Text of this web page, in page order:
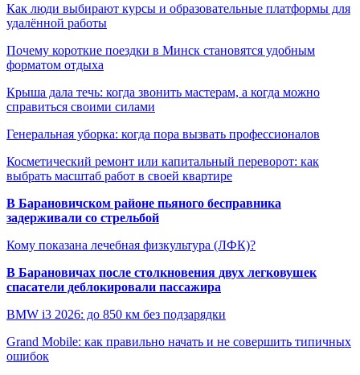
Как люди выбирают курсы и образовательные платформы для
удалённой работы
Почему короткие поездки в Минск становятся удобным
форматом отдыха
Крыша дала течь: когда звонить мастерам, а когда можно
справиться своими силами
Генеральная уборка: когда пора вызвать профессионалов
Косметический ремонт или капитальный переворот: как
выбрать масштаб работ в своей квартире
В Барановичском районе пьяного бесправника
задерживали со стрельбой
Кому показана лечебная физкультура (ЛФК)?
В Барановичах после столкновения двух легковушек
спасатели деблокировали пассажира
BMW i3 2026: до 850 км без подзарядки
Grand Mobile: как правильно начать и не совершить типичных
ошибок